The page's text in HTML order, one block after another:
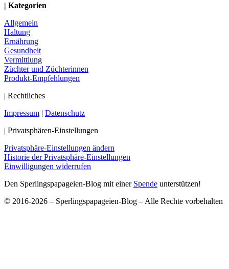
| Kategorien
Allgemein
Haltung
Ernährung
Gesundheit
Vermittlung
Züchter und Züchterinnen
Produkt-Empfehlungen
| Rechtliches
Impressum | Datenschutz
| Privatsphären-Einstellungen
Privatsphäre-Einstellungen ändern
Historie der Privatsphäre-Einstellungen
Einwilligungen widerrufen
Den Sperlingspapageien-Blog mit einer Spende unterstützen!
© 2016-2026 – Sperlingspapageien-Blog – Alle Rechte vorbehalten